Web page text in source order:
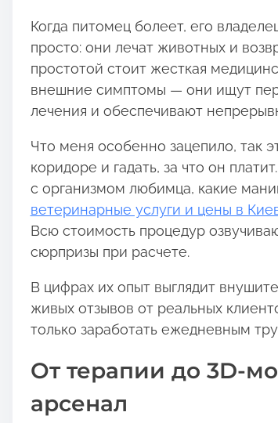
Когда питомец болеет, его
просто: они лечат животных и
простотой стоит жесткая
внешние симптомы — они ищут
лечения и обеспечивают
Что меня особенно зацепило, так
коридоре и гадать, за что он
с организмом любимца, какие
ветеринарные услуги и цены в
Всю стоимость процедур
сюрпризы при расчете.
В цифрах их опыт выглядит
живых отзывов от реальных
только заработать ежедневным
От терапии до 3D-
арсенал